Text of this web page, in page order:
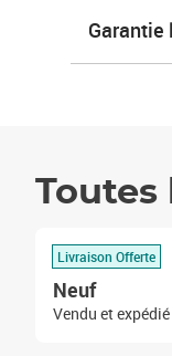
Garantie
Toutes
Livraison Offerte
Neuf
Vendu et